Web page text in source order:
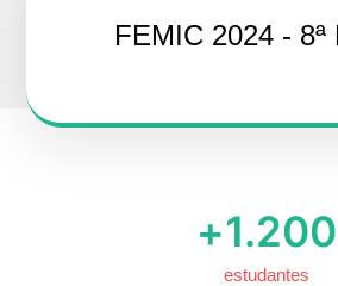
FEMIC 2024 - 8ª
estudantes
+1.200